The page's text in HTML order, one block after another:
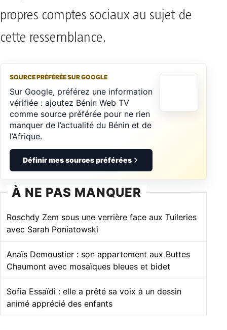
propres comptes sociaux au sujet de
cette ressemblance.
SOURCE PRÉFÉRÉE SUR GOOGLE
Sur Google, préférez une information
vérifiée : ajoutez Bénin Web TV
comme source préférée pour ne rien
manquer de l’actualité du Bénin et de
l’Afrique.
Définir mes sources préférées
À NE PAS MANQUER
Roschdy Zem sous une verrière face aux Tuileries
avec Sarah Poniatowski
Anaïs Demoustier : son appartement aux Buttes
Chaumont avec mosaïques bleues et bidet
Sofia Essaïdi : elle a prêté sa voix à un dessin
animé apprécié des enfants